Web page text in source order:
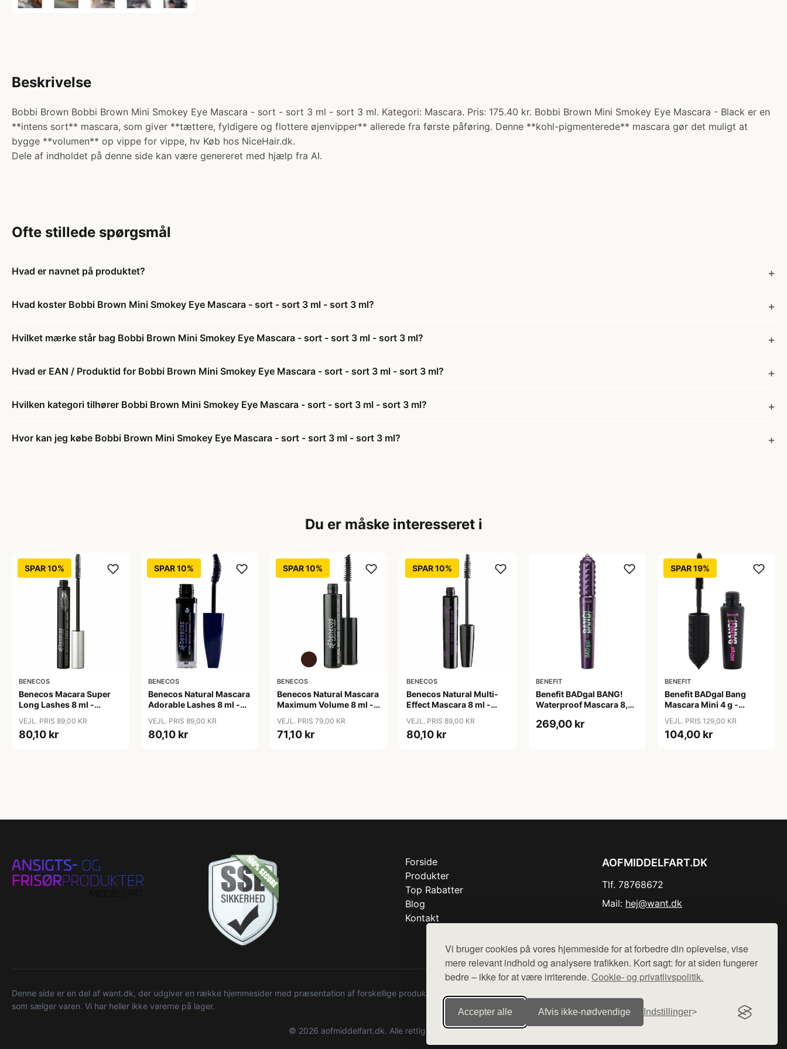
Vi bruger cookies på vores hjemmeside for at forbedre din oplevelse, vise
mere relevant indhold og analysere trafikken. Kort sagt: for at siden fungerer
bedre – ikke for at være irriterende. Cookie- og privatlivspolitik.
Accepter alle Afvis ikke‑nødvendige Indstillinger
Beskrivelse
Bobbi Brown Bobbi Brown Mini Smokey Eye Mascara - sort - sort 3 ml - sort 3 ml. Kategori: Mascara. Pris: 175.40 kr. Bobbi Brown Mini Smokey Eye Mascara - Black er en
**intens sort** mascara, som giver **tættere, fyldigere og flottere øjenvipper** allerede fra første påføring. Denne **kohl-pigmenterede** mascara gør det muligt at
bygge **volumen** op vippe for vippe, hv Køb hos NiceHair.dk.
Dele af indholdet på denne side kan være genereret med hjælp fra AI.
Ofte stillede spørgsmål
Hvad er navnet på produktet?
Hvad koster Bobbi Brown Mini Smokey Eye Mascara - sort - sort 3 ml - sort 3 ml?
Hvilket mærke står bag Bobbi Brown Mini Smokey Eye Mascara - sort - sort 3 ml - sort 3 ml?
Hvad er EAN / Produktid for Bobbi Brown Mini Smokey Eye Mascara - sort - sort 3 ml - sort 3 ml?
Hvilken kategori tilhører Bobbi Brown Mini Smokey Eye Mascara - sort - sort 3 ml - sort 3 ml?
Hvor kan jeg købe Bobbi Brown Mini Smokey Eye Mascara - sort - sort 3 ml - sort 3 ml?
Du er måske interesseret i
SPAR 10%
BENECOS
Benecos Macara Super
Long Lashes 8 ml -
VEJL. PRIS 89,00 KR
80,10 kr
SPAR 10%
BENECOS
Benecos Natural Mascara
Adorable Lashes 8 ml -
VEJL. PRIS 89,00 KR
80,10 kr
SPAR 10%
BENECOS
Benecos Natural Mascara
Maximum Volume 8 ml -
VEJL. PRIS 79,00 KR
71,10 kr
SPAR 10%
BENECOS
Benecos Natural Multi-
Effect Mascara 8 ml -
VEJL. PRIS 89,00 KR
80,10 kr
BENEFIT
Benefit BADgal BANG!
Waterproof Mascara 8,5
269,00 kr
SPAR 19%
BENEFIT
Benefit BADgal Bang
Mascara Mini 4 g -
VEJL. PRIS 129,00 KR
104,00 kr
Forside
Produkter
Top Rabatter
Blog
Kontakt
AOFMIDDELFART.DK
Tlf. 78768672
Mail: hej@want.dk
Denne side er en del af want.dk, der udgiver en række hjemmesider med præsentation af forskellige produkter fra diverse webshops. Der sælges ikke varer fra denne side - vi henviser til de shops,
som sælger varen. Vi har heller ikke varerne på lager.
© 2026 aofmiddelfart.dk. Alle rettigheder forbeholdes.